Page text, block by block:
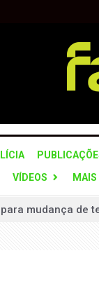
VÍDEOS MAIS
mudança de